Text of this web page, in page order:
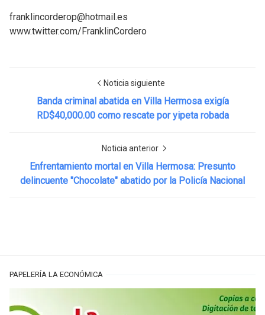
franklincorderop@hotmail.es
www.twitter.com/FranklinCordero
Noticia siguiente
Banda criminal abatida en Villa Hermosa exigía
RD$40,000.00 como rescate por yipeta robada
Noticia anterior
Enfrentamiento mortal en Villa Hermosa: Presunto
delincuente "Chocolate" abatido por la Policía Nacional
PAPELERÍA LA ECONÓMICA